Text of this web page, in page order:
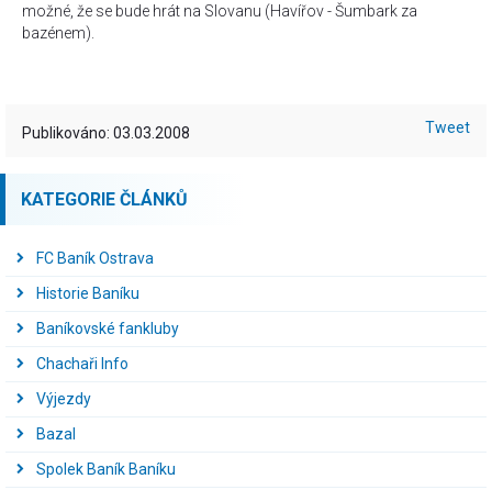
možné, že se bude hrát na Slovanu (Havířov - Šumbark za
bazénem).
Publikováno: 03.03.2008 Tweet
KATEGORIE ČLÁNKŮ
FC Baník Ostrava
Historie Baníku
Baníkovské fankluby
Chachaři Info
Výjezdy
Bazal
Spolek Baník Baníku